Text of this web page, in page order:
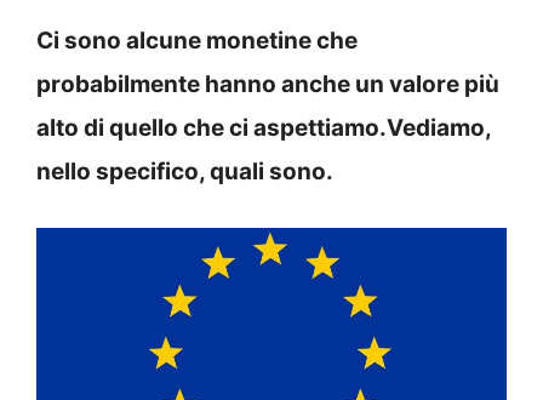
Ci sono alcune monetine che
probabilmente hanno anche un valore più
alto di quello che ci aspettiamo.Vediamo,
nello specifico, quali sono.